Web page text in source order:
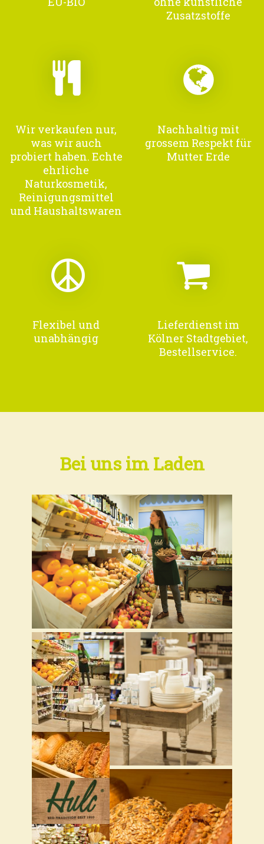
Zusatzstoffe
Wir verkaufen nur,
was wir auch
probiert haben. Echte
ehrliche
Naturkosmetik,
Reinigungsmittel
und Haushaltswaren
Nachhaltig mit
grossem Respekt für
Mutter Erde
Flexibel und
unabhängig
Lieferdienst im
Kölner Stadtgebiet,
Bestellservice.
Bei uns im Laden